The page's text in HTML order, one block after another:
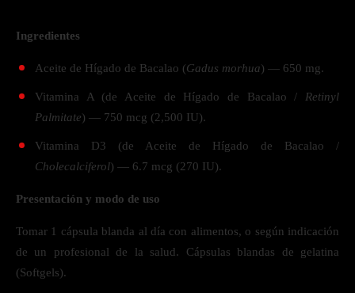
Ingredientes
Aceite de Hígado de Bacalao (Gadus morhua) — 650 mg.
Vitamina A (de Aceite de Hígado de Bacalao / Retinyl
Palmitate) — 750 mcg (2,500 IU).
Vitamina D3 (de Aceite de Hígado de Bacalao /
Cholecalciferol) — 6.7 mcg (270 IU).
Presentación y modo de uso
Tomar 1 cápsula blanda al día con alimentos, o según indicación
de un profesional de la salud. Cápsulas blandas de gelatina
(Softgels).